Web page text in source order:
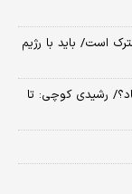
است/ باید با رژیم
رشیدی کوچی: تا